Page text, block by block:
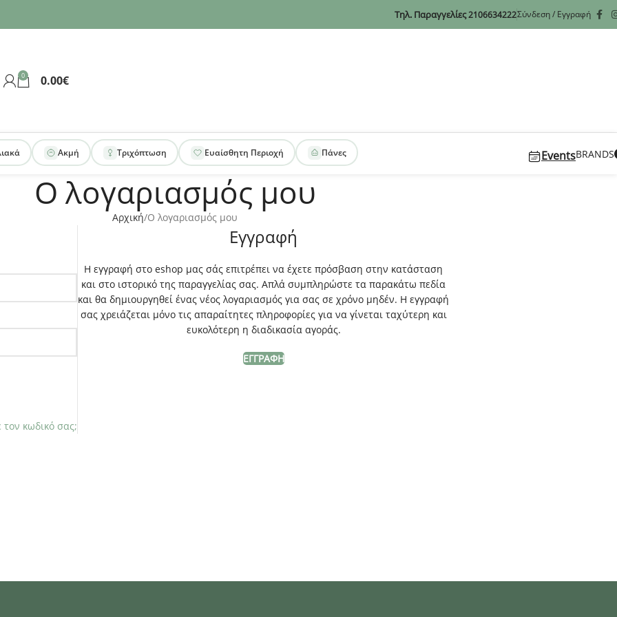
Τηλ. Παραγγελίες2106634222Σύνδεση / Εγγραφή
0 0.00€
Ακμή Τριχόπτωση Ευαίσθητη Περιοχή Πάνες EventsBRANDS
Ο λογαριασμός μου
Αρχική Ο λογαριασμός μου
τον κωδικό σας;
Εγγραφή
Η εγγραφή στο eshop μας σάς επιτρέπει να έχετε πρόσβαση στην κατάσταση
και στο ιστορικό της παραγγελίας σας. Απλά συμπληρώστε τα παρακάτω πεδία
και θα δημιουργηθεί ένας νέος λογαριασμός για σας σε χρόνο μηδέν. Η εγγραφή
σας χρειάζεται μόνο τις απαραίτητες πληροφορίες για να γίνεται ταχύτερη και
ευκολότερη η διαδικασία αγοράς.
ΕΓΓΡΑΦΉ